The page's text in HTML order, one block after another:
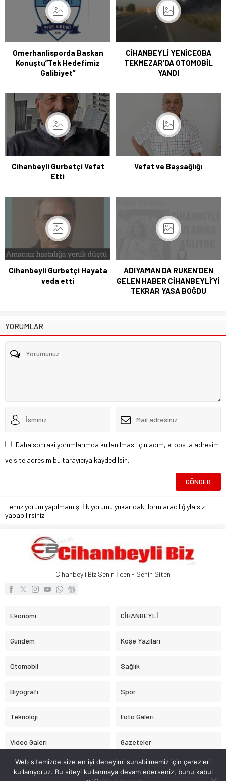
Omerhanlisporda Baskan
Konuştu”Tek Hedefimiz
Galibiyet”
CİHANBEYLİ YENİCEOBA
TEKMEZAR’DA OTOMOBİL
YANDI
Cihanbeyli Gurbetçi Vefat
Etti
Vefat ve Başsağlığı
Cihanbeyli Gurbetçi Hayata
veda etti
ADIYAMAN DA RUKEN’DEN
GELEN HABER CİHANBEYLİ’Yİ
TEKRAR YASA BOĞDU
YORUMLAR
Daha sonraki yorumlarımda kullanılması için adım, e-posta adresim
ve site adresim bu tarayıcıya kaydedilsin.
Henüz yorum yapılmamış. İlk yorumu yukarıdaki form aracılığıyla siz
yapabilirsiniz.
Cihanbeyli.Biz Senin İlçen - Senin Siten
Ekonomi CİHANBEYLİ
Gündem Köşe Yazıları
Otomobil Sağlık
Biyografi Spor
Teknoloji Foto Galeri
Video Galeri Gazeteler
Astroloji
Web sitemizde size en iyi deneyimi sunabilmemiz için çerezleri
kullanıyoruz. Bu siteyi kullanmaya devam ederseniz, bunu kabul